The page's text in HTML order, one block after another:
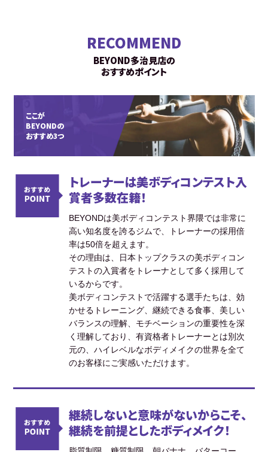
RECOMMEND
BEYOND多治見店の
おすすめポイント
ここが
BEYONDの
おすすめ3つ
トレーナーは美ボディコンテスト入
賞者多数在籍！
BEYONDは美ボディコンテスト界隈では非常に
高い知名度を誇るジムで、トレーナーの採用倍
率は50倍を超えます。
その理由は、日本トップクラスの美ボディコン
テストの入賞者をトレーナとして多く採用して
いるからです。
美ボディコンテストで活躍する選手たちは、効
かせるトレーニング、継続できる食事、美しい
バランスの理解、モチベーションの重要性を深
く理解しており、有資格者トレーナーとは別次
元の、ハイレベルなボディメイクの世界を全て
のお客様にご実感いただけます。
継続しないと意味がないからこそ、
継続を前提としたボディメイク！